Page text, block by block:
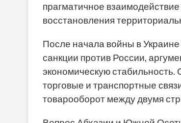
прагматичное
восстановления
После начала войны в
санкции против России,
экономическую
торговые и транспортные
товарооборот между двумя